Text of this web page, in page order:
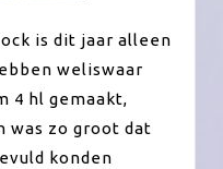
is dit jaar alleen
weliswaar
4 hl gemaakt,
was zo groot dat
konden